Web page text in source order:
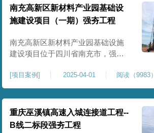
灌区水利设施长期稳定运行。本工
程核心施工内容为蓄水池场地地基
强夯加固处理，总强夯施工面积
25000㎡，施工完成后场地上部将新
南充高新区新材料产业园基础设
施建设项目（一期）强夯工程
南充高新区新材料产业园基础设施
建设项目位于四川省南充市，强夯
软弱土、回填土等复杂地质，采用
强夯地基加固，深层加固地基、提
升承载力、严控工后沉降，为厂
房、道路及配套设施筑牢基础。本
项目施工作业面积大，我司将整个
[项目案例] 2025-04-01 阅读（9983）
重庆巫溪镇高速入城连接道工程--
B线二标段强夯工程